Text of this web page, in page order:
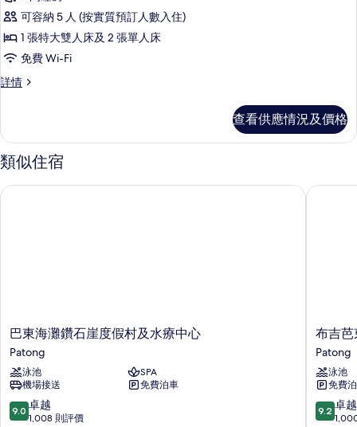
露
台,
海
濱
片
台,
海
濱
詳
套
房,
2
間
臥
Coral
Lounge)
的
可容納 5 人 (按實質預訂人數入住)
1 張特大雙人床及 2 張單人床
免費 Wi-Fi
詳情
套
臥
室
(Ocean
Lounge)
查看供應情況及價格
類似住宿
巴
東
海
灘
鑽
石
崖
巴東海灘鑽石崖度假村及水療中心
Patong
泳池
SPA
機場接送
免費泊車
9.0
分
9.0 卓越
1,008 則評價
巴東海灘鑽石崖度假村及水療中心
布
吉
芭
東
海
灘
喜
布吉芭
Patong
泳池
免費
9.2
分
9.2 卓越
布吉芭